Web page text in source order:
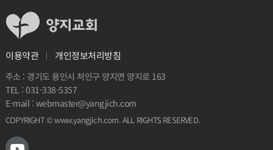
이용약관 개인정보처리방침
주소 : 경기도 용인시 처인구 양지면 양지로 163
TEL :031-338-5357
E-mail :webmaster@yangjich.com
COPYRIGHT ©www.yangjich.com. ALL RIGHTS RESERVED.